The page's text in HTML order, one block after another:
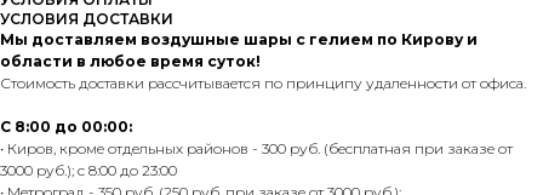
УСЛОВИЯ ДОСТАВКИ
Мы доставляем воздушные шары с гелием по Кирову и
области в любое время суток!
Стоимость доставки рассчитывается по принципу удаленности от офиса.
С 8:00 до 00:00:
• Киров, кроме отдельных районов - 300 руб. (бесплатная при заказе от
3000 руб.); с 8:00 до 23:00